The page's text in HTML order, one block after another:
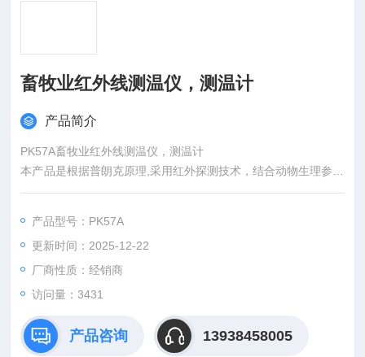
畜牧业红外线测温仪，测温计
产品简介
PK57A畜牧业红外线测温仪，测温计
本产品是根据普朗克原理,采用红外探测技术，结合动物生理参数
而研制的手持式非接触畜牧业测温仪.本产品使用简易、设计坚
门、动物医院、畜禽运输部门。
产品型号：PK57A
更新时间：2025-12-22
厂商性质：经销商
访问量：3431
产品咨询 13938458005